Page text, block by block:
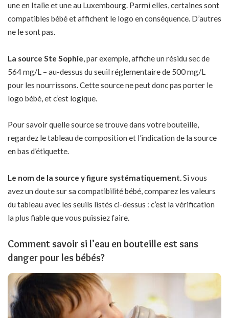
une en Italie et une au Luxembourg. Parmi elles, certaines sont
compatibles bébé et affichent le logo en conséquence. D’autres
ne le sont pas.
La source Ste Sophie, par exemple, affiche un résidu sec de
564 mg/L – au-dessus du seuil réglementaire de 500 mg/L
pour les nourrissons. Cette source ne peut donc pas porter le
logo bébé, et c’est logique.
Pour savoir quelle source se trouve dans votre bouteille,
regardez le tableau de composition et l’indication de la source
en bas d’étiquette.
Le nom de la source y figure systématiquement.Si vous
avez un doute sur sa compatibilité bébé, comparez les valeurs
du tableau avec les seuils listés ci-dessus : c’est la vérification
la plus fiable que vous puissiez faire.
Comment savoir si l’eau en bouteille est sans
danger pour les bébés?